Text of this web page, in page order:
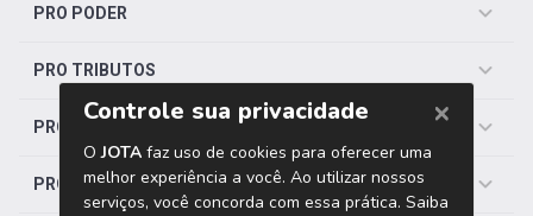
PRO PODER
PRO TRIBUTOS
PRO TRABALHISTA
PRO SAÚDE